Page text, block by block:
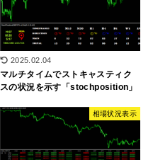
2025.02.04
マルチタイムでストキャスティク
スの状況を示す「stochposition」
相場状況表示